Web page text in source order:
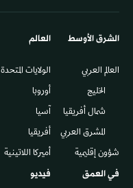
الشرق الأوسط​
العالم العربي
الخليج
شمال أفريقيا
المشرق العربي
شؤون إقليمية
العالم
الولايات المتحدة
أوروبا
آسيا
أفريقيا
أميركا اللاتينية
في العمق فيديو